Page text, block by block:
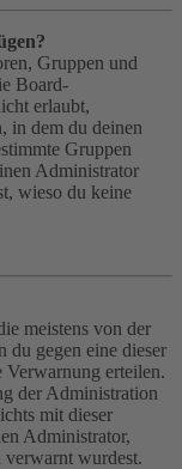
Gruppen und
Board-
erlaubt,
in dem du deinen
Gruppen
Administrator
wieso du keine
meistens von der
du gegen eine dieser
Verwarnung erteilen.
der Administration
mit dieser
Administrator,
verwarnt wurdest.